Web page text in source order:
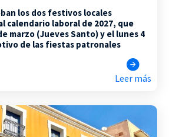
los dos festivos locales
calendario laboral de 2027, que
marzo (Jueves Santo) y el lunes 4
de las fiestas patronales
Leer más